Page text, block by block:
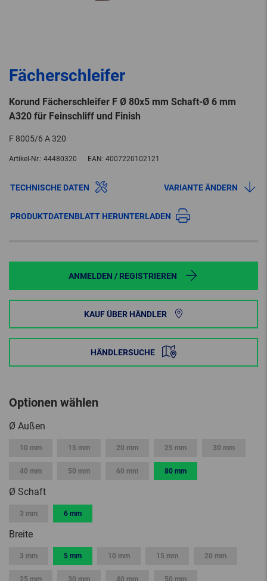
Fächerschleifer
Korund Fächerschleifer F Ø 80x5 mm Schaft-Ø 6 mm
A320 für Feinschliff und Finish
F 8005/6 A 320
Artikel-Nr.: 44480320 EAN: 4007220102121
TECHNISCHE DATEN VARIANTE ÄNDERN
PRODUKTDATENBLATT HERUNTERLADEN
ANMELDEN / REGISTRIEREN
KAUF ÜBER HÄNDLER
HÄNDLERSUCHE
Optionen wählen
Ø Außen
10 mm 15 mm 20 mm 25 mm 30 mm
40 mm 50 mm 60 mm 80 mm
Ø Schaft
3 mm 6 mm
Breite
3 mm 5 mm 10 mm 15 mm 20 mm
25 mm 30 mm 40 mm 50 mm